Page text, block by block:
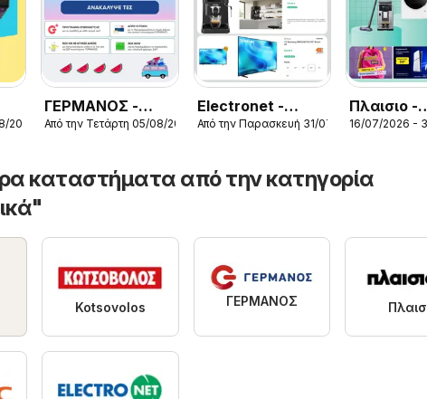
2026
ΓΕΡΜΑΝΟΣ -
Προσφορές
Από την Τετάρτη 05/08/2026
Electronet -
Προσφορές
Από την Παρασκευή 31/07/2026
Πλαισιο -
16/07/2026 -
καταστήματα από την κατηγορία
Kotsovolos ΓΕΡΜΑΝΟΣ